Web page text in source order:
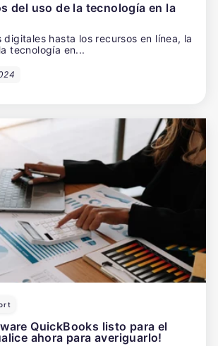
del uso de la tecnología en la
digitales hasta los recursos en línea, la
tecnología en...
QuickBooks listo para el
ahora para averiguarlo!